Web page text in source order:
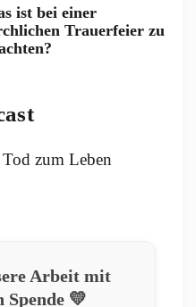
ist bei einer
Trauerfeier zu
Arbeit mit
Spende 💛